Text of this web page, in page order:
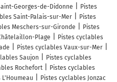
Georges-de-Didonne
Pistes
Saint-Palais-sur-Mer
Pistes
Meschers-sur-Gironde
Pistes
Plage
Pistes cyclables
Pistes cyclables Vaux-sur-Mer
Saujon
Pistes cyclables
Rochefort
Pistes cyclables
Pistes cyclables Jonzac